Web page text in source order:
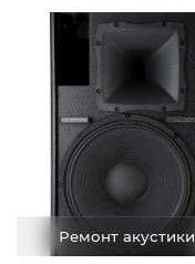
Ремонт акустики